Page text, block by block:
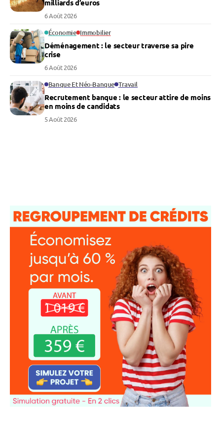
milliards d’euros
6 Août 2026
Économie Immobilier
Déménagement : le secteur traverse sa pire
crise
6 Août 2026
Banque Et Néo-Banque Travail
Recrutement banque : le secteur attire de moins
en moins de candidats
5 Août 2026